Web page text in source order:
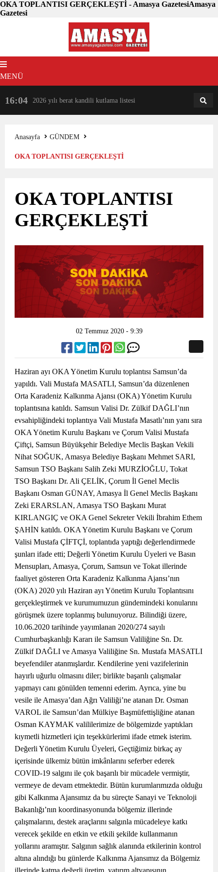
OKA TOPLANTISI GERÇEKLEŞTİ - Amasya GazetesiAmasya
Gazetesi
MENÜ
16:04 2026 yılı berat kandili kutlama listesi 18:31
Anasayfa
GÜNDEM
OKA TOPLANTISI GERÇEKLEŞTİ
OKA TOPLANTISI
GERÇEKLEŞTİ
02 Temmuz 2020 - 9:39
Haziran ayı OKA Yönetim Kurulu toplantısı Samsun’da
yapıldı. Vali Mustafa MASATLI, Samsun’da düzenlenen
Orta Karadeniz Kalkınma Ajansı (OKA) Yönetim Kurulu
toplantısına katıldı. Samsun Valisi Dr. Zülkif DAĞLI’nın
evsahipliğindeki toplantıya Vali Mustafa Masatlı’nın yanı sıra
OKA Yönetim Kurulu Başkanı ve Çorum Valisi Mustafa
Çiftçi, Samsun Büyükşehir Belediye Meclis Başkan Vekili
Nihat SOĞUK, Amasya Belediye Başkanı Mehmet SARI,
Samsun TSO Başkanı Salih Zeki MURZİOĞLU, Tokat
TSO Başkanı Dr. Ali ÇELİK, Çorum İl Genel Meclis
Başkanı Osman GÜNAY, Amasya İl Genel Meclis Başkanı
Zeki ERARSLAN, Amasya TSO Başkanı Murat
KIRLANGIÇ ve OKA Genel Sekreter Vekili İbrahim Ethem
ŞAHİN katıldı. OKA Yönetim Kurulu Başkanı ve Çorum
Valisi Mustafa ÇİFTÇİ, toplantıda yaptığı değerlendirmede
şunları ifade etti; Değerli Yönetim Kurulu Üyeleri ve Basın
Mensupları, Amasya, Çorum, Samsun ve Tokat illerinde
faaliyet gösteren Orta Karadeniz Kalkınma Ajansı’nın
(OKA) 2020 yılı Haziran ayı Yönetim Kurulu Toplantısını
gerçekleştirmek ve kurumumuzun gündemindeki konularını
görüşmek üzere toplanmış bulunuyoruz. Bilindiği üzere,
10.06.2020 tarihinde yayımlanan 2020/274 sayılı
Cumhurbaşkanlığı Kararı ile Samsun Valiliğine Sn. Dr.
Zülkif DAĞLI ve Amasya Valiliğine Sn. Mustafa MASATLI
beyefendiler atanmışlardır. Kendilerine yeni vazifelerinin
hayırlı uğurlu olmasını diler; birlikte başarılı çalışmalar
yapmayı canı gönülden temenni ederim. Ayrıca, yine bu
vesile ile Amasya’dan Ağrı Valiliği’ne atanan Dr. Osman
VAROL ile Samsun’dan Mülkiye Başmüfettişliğine atanan
Osman KAYMAK valililerimize de bölgemizde yaptıkları
kıymetli hizmetleri için teşekkürlerimi ifade etmek isterim.
Değerli Yönetim Kurulu Üyeleri, Geçtiğimiz birkaç ay
içerisinde ülkemiz bütün imkânlarını seferber ederek
COVID-19 salgını ile çok başarılı bir mücadele vermiştir,
vermeye de devam etmektedir. Bütün kurumlarımızda olduğu
gibi Kalkınma Ajansımız da bu süreçte Sanayi ve Teknoloji
Bakanlığı’nın koordinasyonunda bölgemiz illerinde
çalışmalarını, destek araçlarını salgınla mücadeleye katkı
verecek şekilde en etkin ve etkili şekilde kullanmanın
yollarını aramıştır. Salgının sağlık alanında etkilerinin kontrol
altına alındığı bu günlerde Kalkınma Ajansımız da Bölgemiz